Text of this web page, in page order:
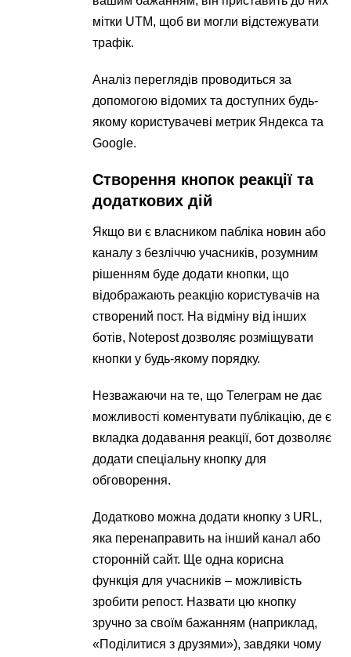
мітки UTM, щоб ви могли відстежувати
трафік.
Аналіз переглядів проводиться за
допомогою відомих та доступних будь-
якому користувачеві метрик Яндекса та
Google.
Створення кнопок реакції та
додаткових дій
Якщо ви є власником пабліка новин або
каналу з безліччю учасників, розумним
рішенням буде додати кнопки, що
відображають реакцію користувачів на
створений пост. На відміну від інших
ботів, Notepost дозволяє розміщувати
кнопки у будь-якому порядку.
Незважаючи на те, що Телеграм не дає
можливості коментувати публікацію, де є
вкладка додавання реакції, бот дозволяє
додати спеціальну кнопку для
обговорення.
Додатково можна додати кнопку з URL,
яка перенаправить на інший канал або
сторонній сайт. Ще одна корисна
функція для учасників – можливість
зробити репост. Назвати цю кнопку
зручно за своїм бажанням (наприклад,
«Поділитися з друзями»), завдяки чому